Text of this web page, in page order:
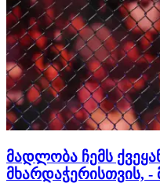
მადლობა ჩემს
მხარდაჭერისთვის,